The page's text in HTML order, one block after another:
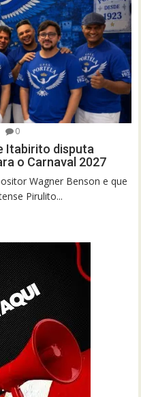
0
Itabirito disputa
o Carnaval 2027
Wagner Benson e que
Pirulito...